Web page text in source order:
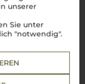
unserer
Sie unter
"notwendig".